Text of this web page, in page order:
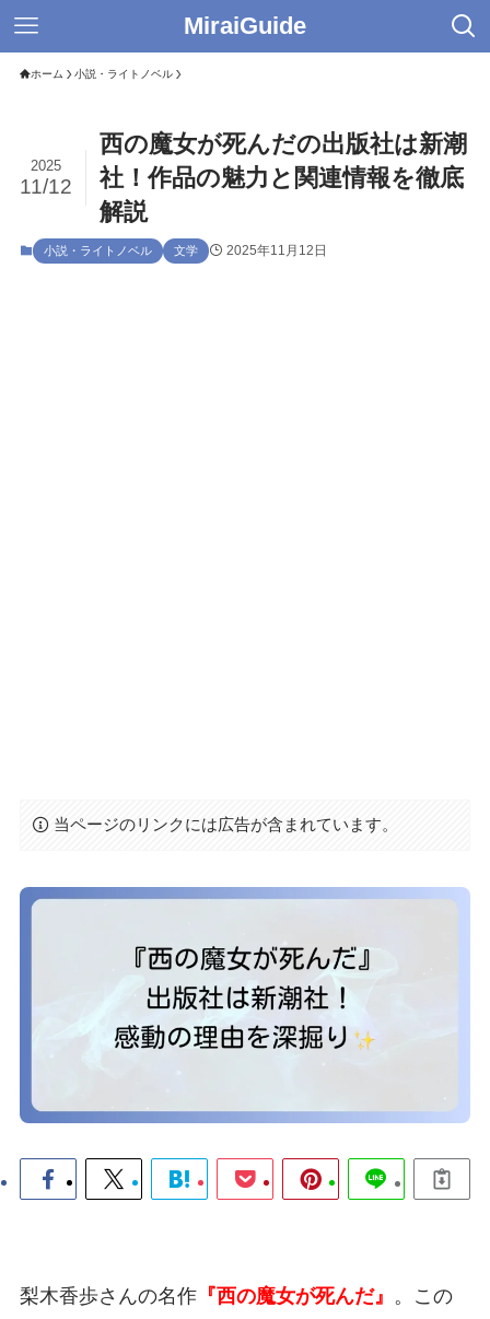
MiraiGuide
ホーム 小説・ライトノベル
西の魔女が死んだの出版社は新潮
社！作品の魅力と関連情報を徹底
解説
2025
11/12
小説・ライトノベル 文学 2025年11月12日
当ページのリンクには広告が含まれています。
梨木香歩さんの名作『西の魔女が死んだ』 。この